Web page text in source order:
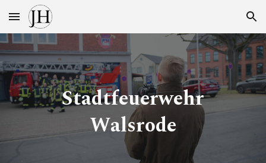
Skip to main content Skip to navigation
Stadtfeuerwehr
Walsrode